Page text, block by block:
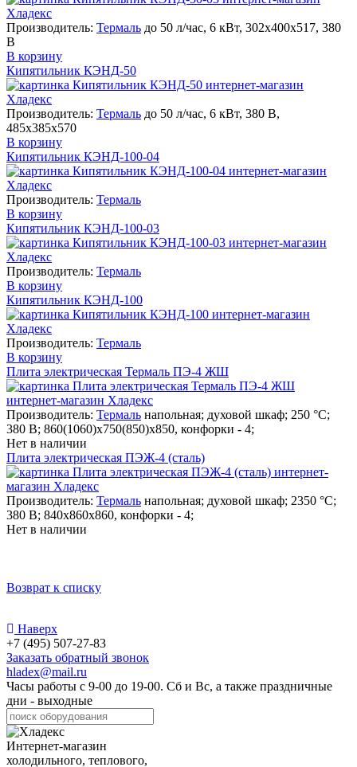
Производитель: Термаль до 50 л/час, 6 кВт, 302х400х517, 380
В
В корзину
Кипятильник КЭНД-50
Производитель: Термаль до 50 л/час, 6 кВт, 380 В,
485х385х570
В корзину
Кипятильник КЭНД-100-04
Производитель: Термаль
В корзину
Кипятильник КЭНД-100-03
Производитель: Термаль
В корзину
Кипятильник КЭНД-100
Производитель: Термаль
В корзину
Плита электрическая Термаль ПЭ-4 ЖШ
Производитель: Термаль напольная; духовой шкаф; 250 °С;
380 В; 860(1060)х750(850)х850, конфорки - 4;
Нет в наличии
Плита электрическая ПЭЖ-4 (сталь)
Производитель: Термаль напольная; духовой шкаф; 2350 °С;
380 В; 840х860х860, конфорки - 4;
Нет в наличии
Возврат к списку
Наверх
+7 (495) 507-27-83
Заказать обратный звонок
hladex@mail.ru
Часы работы с 9-00 до 19-00. Сб и Вс, а также праздничные
дни - выходные
Интернет-магазин
холодильного, теплового,